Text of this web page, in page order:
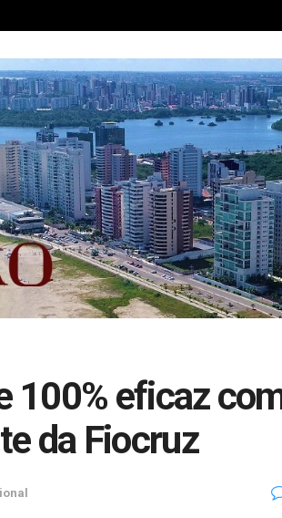
100% eficaz
da Fiocruz